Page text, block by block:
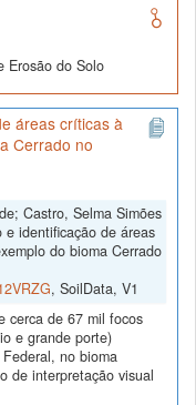
Erosão do Solo
áreas críticas à
Cerrado no
Castro, Selma Simões
identificação de áreas
do bioma Cerrado
, SoilData, V1
cerca de 67 mil focos
e grande porte)
no bioma
de interpretação visual